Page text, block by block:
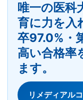
唯一の医科
育に力を入
卒97.0%・
高い合格率
ます。
リメディアル